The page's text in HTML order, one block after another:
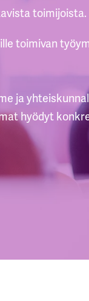
toimijoista.
toimivan
ja
hyödyt